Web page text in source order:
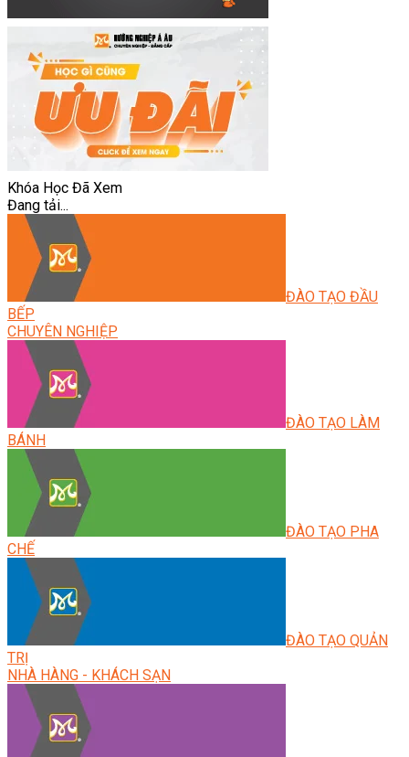
Khóa Học Đã Xem
Đang tải...
ĐÀO TẠO ĐẦU
BẾP
CHUYÊN NGHIỆP
ĐÀO TẠO LÀM
BÁNH
ĐÀO TẠO PHA
CHẾ
ĐÀO TẠO QUẢN
TRỊ
NHÀ HÀNG - KHÁCH SẠN